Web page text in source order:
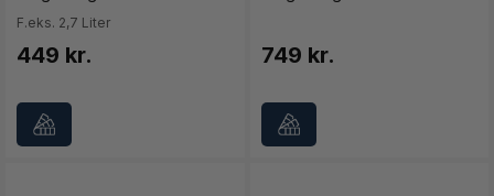
F.eks. 2,7 Liter
449 kr. 749 kr.